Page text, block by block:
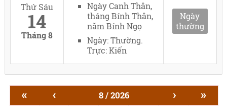
Thứ Sáu
14
Tháng 8
Ngày Canh Thân,
tháng Bính Thân,
năm Bính Ngọ
Ngày: Thường.
Trực: Kiến
Ngày
thường
« ‹ 8 / 2026 › »